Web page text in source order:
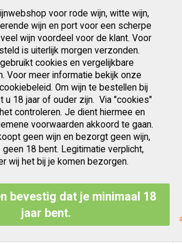
voor rode wijn, witte wijn,
wijn en port voor een scherpe
wijn voordeel voor de klant. Voor
is uiterlijk morgen verzonden.
cookies en vergelijkbare
Voor meer informatie bekijk onze
Om wijn te bestellen bij
u 18 jaar of ouder zijn. Via "cookies"
controleren. Je dient hiermee en
voorwaarden akkoord te gaan.
geen wijn en bezorgt geen wijn,
geen 18 bent. Legitimatie verplicht,
wij het bij je komen bezorgen.
bevestig dat je minimaal 18
jaar bent.
Zoek
Klanten
hebt, meld u dan aan met uw e-mailadres.